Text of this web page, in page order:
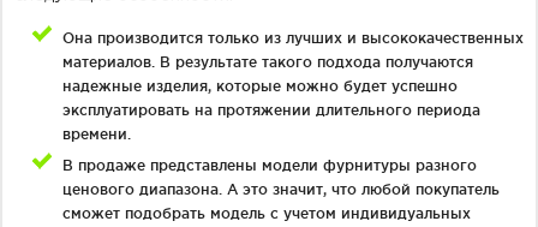
Она производится только из лучших и высококачественных
материалов. В результате такого подхода получаются
надежные изделия, которые можно будет успешно
эксплуатировать на протяжении длительного периода
времени.
В продаже представлены модели фурнитуры разного
ценового диапазона. А это значит, что любой покупатель
сможет подобрать модель с учетом индивидуальных